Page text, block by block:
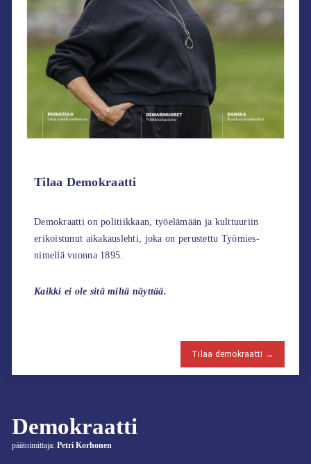
Demokraatti
päätoimittaja: Petri Korhonen
Tilaa Demokraatti
Demokraatti on politiikkaan, työelämään ja kulttuuriin
erikoistunut aikakauslehti, joka on perustettu Työmies-
nimellä vuonna 1895.
Kaikki ei ole sitä miltä näyttää.
Tilaa demokraatti →